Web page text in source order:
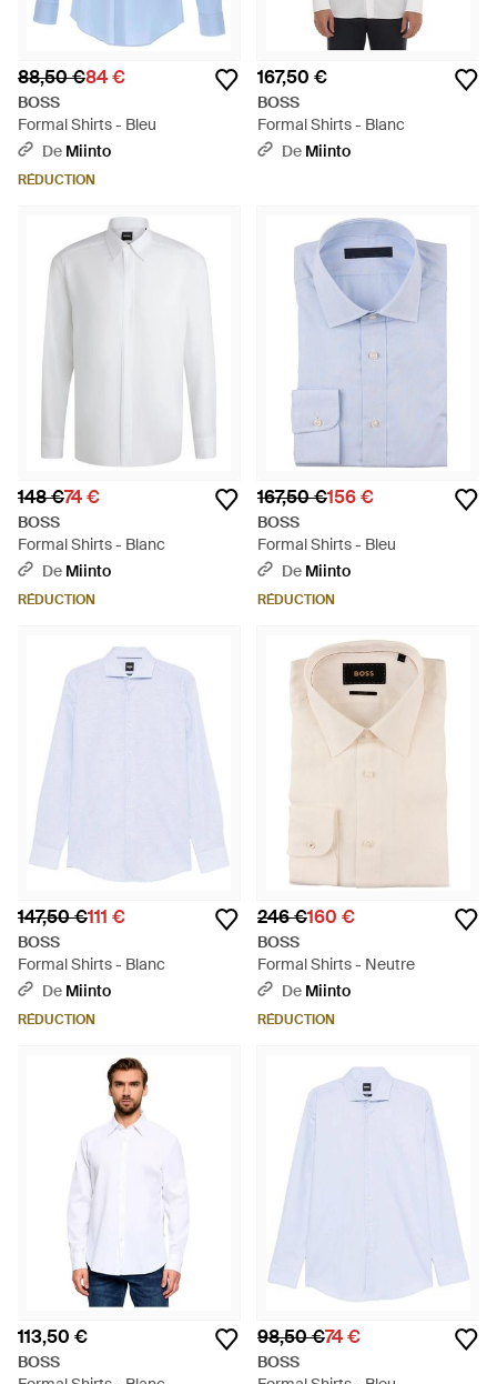
88,50 €84 €
BOSS
Formal Shirts - Bleu
De Miinto
RÉDUCTION
167,50 €
BOSS
Formal Shirts - Blanc
De Miinto
148 €74 €
BOSS
Formal Shirts - Blanc
De Miinto
RÉDUCTION
167,50 €156 €
BOSS
Formal Shirts - Bleu
De Miinto
RÉDUCTION
147,50 €111 €
BOSS
Formal Shirts - Blanc
De Miinto
RÉDUCTION
246 €160 €
BOSS
Formal Shirts - Neutre
De Miinto
RÉDUCTION
113,50 €
BOSS
98,50 €74 €
BOSS